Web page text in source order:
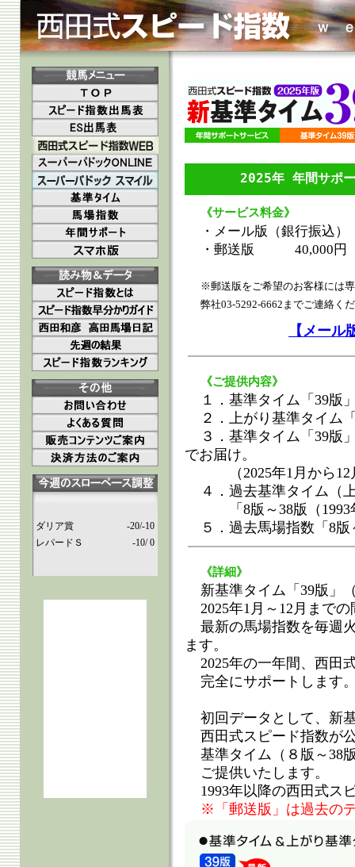
ダリア賞
-20/-10
レパードＳ
-10/ 0
2025年 年間サポ
《サービス料金》
・メール版（銀行振込
・郵送版 40,000円
※郵送版をご希望のお客様には
弊社03-5292-6662までご連絡く
【メー
《ご提供内容》
１．基準タイム「39版
２．上がり基準タイム
３．基準タイム「39版
でお届け。
（2025年1月から12
４．過去基準タイム（
「8版～38版（1993
５．過去馬場指数「8版
《詳細》
新基準タイム「39版」
2025年1月～12月まで
最新の馬場指数を毎週
ます。
2025年の一年間、西田
完全にサポートします
初回データとして、新
西田式スピード指数が
基準タイム（８版～38
ご提供いたします。
1993年以降の西田式ス
※「郵送版」は過去の